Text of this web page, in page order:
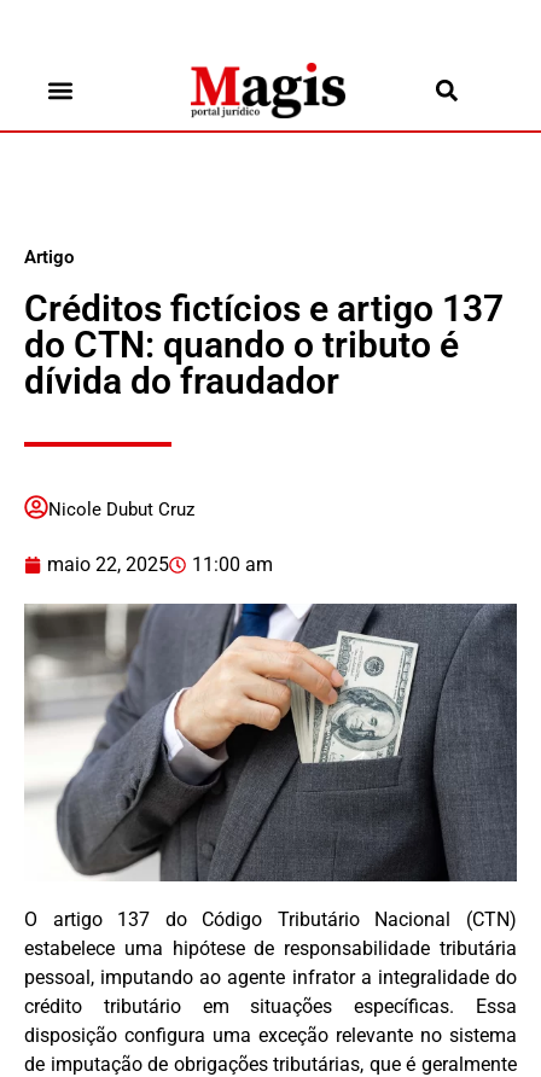
Artigo
Créditos fictícios e artigo 137
do CTN: quando o tributo é
dívida do fraudador
Nicole Dubut Cruz
maio 22, 2025 11:00 am
O artigo 137 do Código Tributário Nacional (CTN)
estabelece uma hipótese de responsabilidade tributária
pessoal, imputando ao agente infrator a integralidade do
crédito tributário em situações específicas. Essa
disposição configura uma exceção relevante no sistema
de imputação de obrigações tributárias, que é geralmente